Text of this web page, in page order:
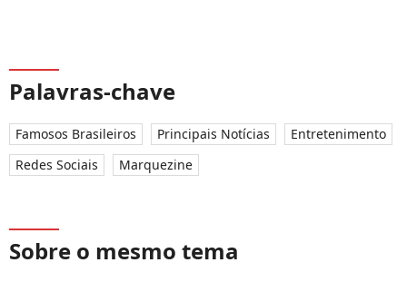
Palavras-chave
Famosos Brasileiros Principais Notícias
Entretenimento
Redes Sociais
Marquezine
Sobre o mesmo tema